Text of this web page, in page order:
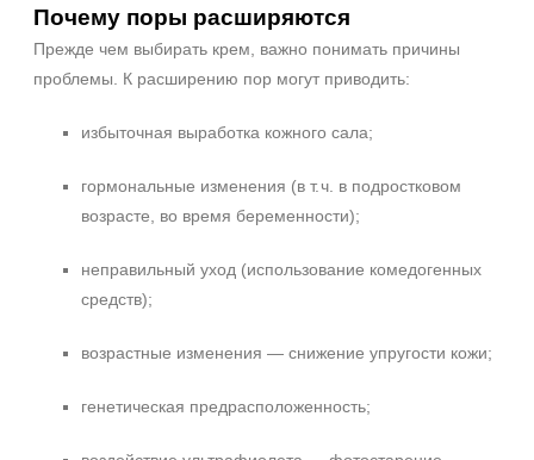
Объём
50 мл
120 мл
Ингредиенты
Алоэ
Аминокислоты
Почему поры расширяются
Прежде чем выбирать крем, важно понимать причины
проблемы. К расширению пор могут приводить:
избыточная выработка кожного сала;
гормональные изменения (в т. ч. в подростковом
возрасте, во время беременности);
неправильный уход (использование комедогенных
средств);
возрастные изменения — снижение упругости кожи;
генетическая предрасположенность;